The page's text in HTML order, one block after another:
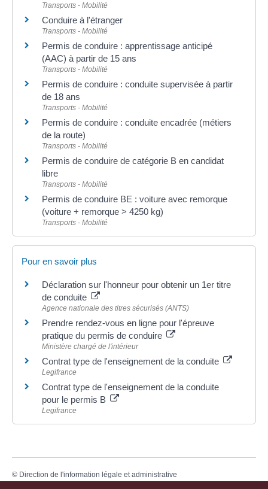
Transports - Mobilité
Conduire à l'étranger
Transports - Mobilité
Permis de conduire : apprentissage anticipé
(AAC) à partir de 15 ans
Transports - Mobilité
Permis de conduire : conduite supervisée à partir
de 18 ans
Transports - Mobilité
Permis de conduire : conduite encadrée (métiers
de la route)
Transports - Mobilité
Permis de conduire de catégorie B en candidat
libre
Transports - Mobilité
Permis de conduire BE : voiture avec remorque
(voiture + remorque > 4250 kg)
Transports - Mobilité
Pour en savoir plus
Déclaration sur l'honneur pour obtenir un 1er titre
de conduite
Agence nationale des titres sécurisés (ANTS)
Prendre rendez-vous en ligne pour l'épreuve
pratique du permis de conduire
Ministère chargé de l'intérieur
Contrat type de l'enseignement de la conduite
Legifrance
Contrat type de l'enseignement de la conduite
pour le permis B
Legifrance
© Direction de l'information légale et administrative